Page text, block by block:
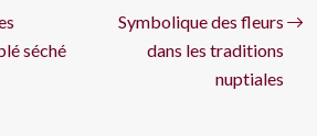
séché
Symbolique des fleurs
dans les traditions
nuptiales